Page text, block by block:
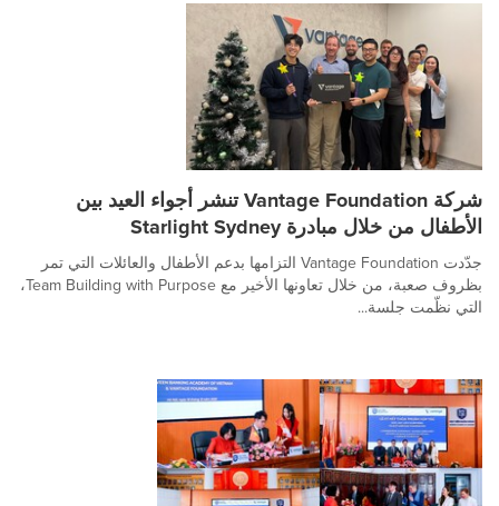
شركة Vantage Foundation تنشر أجواء العيد بين
الأطفال من خلال مبادرة Starlight Sydney
جدّدت Vantage Foundation التزامها بدعم الأطفال والعائلات التي تمر
بظروف صعبة، من خلال تعاونها الأخير مع Team Building with Purpose،
التي نظّمت جلسة...